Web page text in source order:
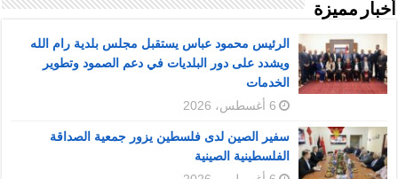
أخبار مميزة
الرئيس محمود عباس يستقبل مجلس بلدية رام الله
ويشدد على دور البلديات في دعم الصمود وتطوير
الخدمات
6 أغسطس، 2026
سفير الصين لدى فلسطين يزور جمعية الصداقة
الفلسطينية الصينية